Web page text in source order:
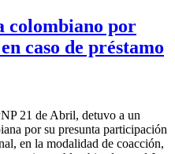
colombiano por
caso de préstamo
21 de Abril, detuvo a un
por su presunta participación
en la modalidad de coacción,